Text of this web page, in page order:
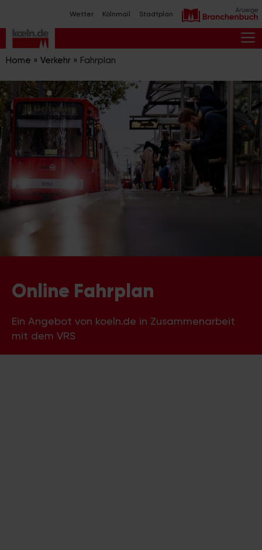
Inhalt
springen
Wetter Kölnmail Stadtplan
Home » Verkehr » Fahrplan
Online Fahrplan
Ein Angebot von koeln.de in Zusammenarbeit
mit dem VRS